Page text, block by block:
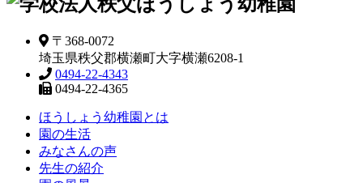
〒368-0072
埼玉県秩父郡横瀬町大字横瀬6208-1
0494-22-4343
0494-22-4365
ほうしょう幼稚園とは
園の生活
みなさんの声
先生の紹介